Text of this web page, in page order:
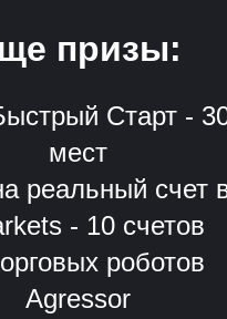
призы:
Старт -
мест
реальный счет
- 10 счетов
роботов
Agressor